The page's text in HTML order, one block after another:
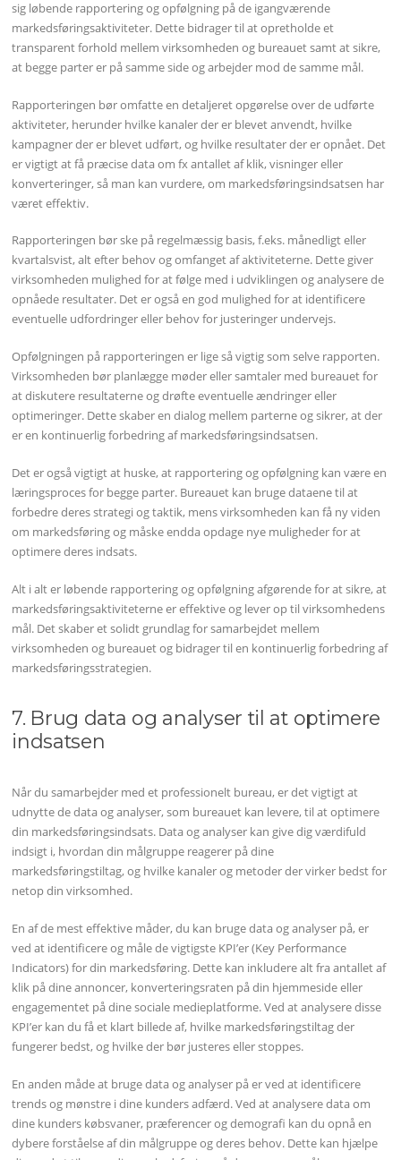
sig løbende rapportering og opfølgning på de igangværende
markedsføringsaktiviteter. Dette bidrager til at opretholde et
transparent forhold mellem virksomheden og bureauet samt at sikre,
at begge parter er på samme side og arbejder mod de samme mål.
Rapporteringen bør omfatte en detaljeret opgørelse over de udførte
aktiviteter, herunder hvilke kanaler der er blevet anvendt, hvilke
kampagner der er blevet udført, og hvilke resultater der er opnået. Det
er vigtigt at få præcise data om fx antallet af klik, visninger eller
konverteringer, så man kan vurdere, om markedsføringsindsatsen har
været effektiv.
Rapporteringen bør ske på regelmæssig basis, f.eks. månedligt eller
kvartalsvist, alt efter behov og omfanget af aktiviteterne. Dette giver
virksomheden mulighed for at følge med i udviklingen og analysere de
opnåede resultater. Det er også en god mulighed for at identificere
eventuelle udfordringer eller behov for justeringer undervejs.
Opfølgningen på rapporteringen er lige så vigtig som selve rapporten.
Virksomheden bør planlægge møder eller samtaler med bureauet for
at diskutere resultaterne og drøfte eventuelle ændringer eller
optimeringer. Dette skaber en dialog mellem parterne og sikrer, at der
er en kontinuerlig forbedring af markedsføringsindsatsen.
Det er også vigtigt at huske, at rapportering og opfølgning kan være en
læringsproces for begge parter. Bureauet kan bruge dataene til at
forbedre deres strategi og taktik, mens virksomheden kan få ny viden
om markedsføring og måske endda opdage nye muligheder for at
optimere deres indsats.
Alt i alt er løbende rapportering og opfølgning afgørende for at sikre, at
markedsføringsaktiviteterne er effektive og lever op til virksomhedens
mål. Det skaber et solidt grundlag for samarbejdet mellem
virksomheden og bureauet og bidrager til en kontinuerlig forbedring af
markedsføringsstrategien.
7. Brug data og analyser til at optimere
indsatsen
Når du samarbejder med et professionelt bureau, er det vigtigt at
udnytte de data og analyser, som bureauet kan levere, til at optimere
din markedsføringsindsats. Data og analyser kan give dig værdifuld
indsigt i, hvordan din målgruppe reagerer på dine
markedsføringstiltag, og hvilke kanaler og metoder der virker bedst for
netop din virksomhed.
En af de mest effektive måder, du kan bruge data og analyser på, er
ved at identificere og måle de vigtigste KPI’er (Key Performance
Indicators) for din markedsføring. Dette kan inkludere alt fra antallet af
klik på dine annoncer, konverteringsraten på din hjemmeside eller
engagementet på dine sociale medieplatforme. Ved at analysere disse
KPI’er kan du få et klart billede af, hvilke markedsføringstiltag der
fungerer bedst, og hvilke der bør justeres eller stoppes.
En anden måde at bruge data og analyser på er ved at identificere
trends og mønstre i dine kunders adfærd. Ved at analysere data om
dine kunders købsvaner, præferencer og demografi kan du opnå en
dybere forståelse af din målgruppe og deres behov. Dette kan hjælpe